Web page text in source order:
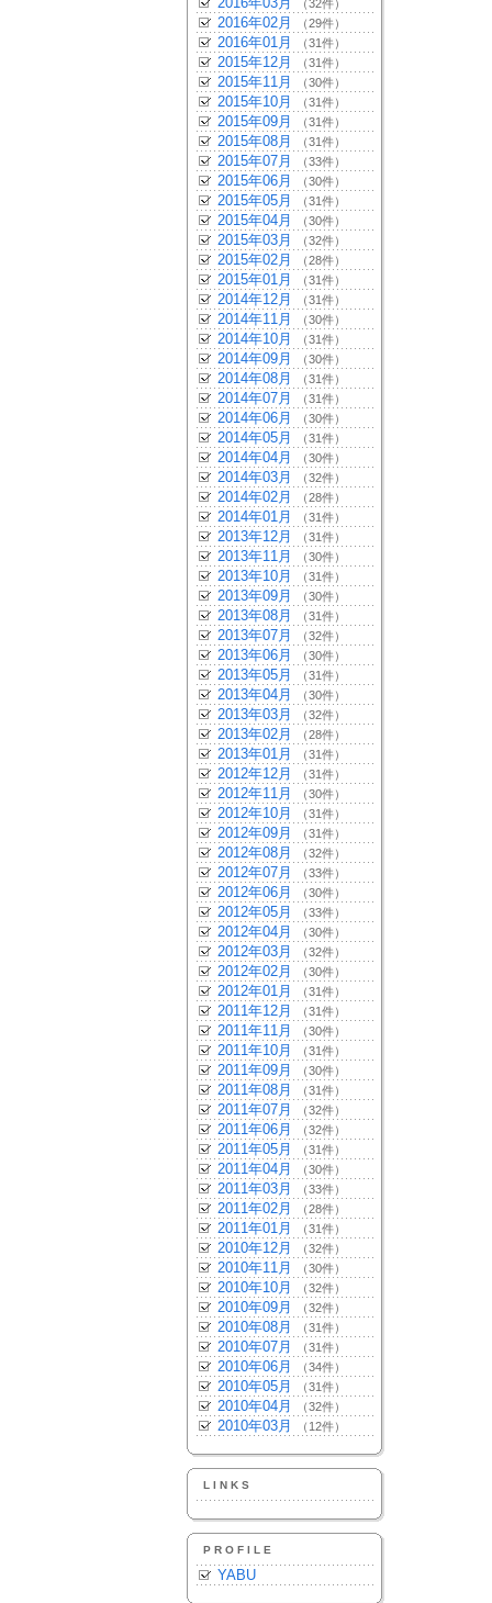
（32件）
2016年02月 （29件）
2016年01月 （31件）
2015年12月 （31件）
2015年11月 （30件）
2015年10月 （31件）
2015年09月 （31件）
2015年08月 （31件）
2015年07月 （33件）
2015年06月 （30件）
2015年05月 （31件）
2015年04月 （30件）
2015年03月 （32件）
2015年02月 （28件）
2015年01月 （31件）
2014年12月 （31件）
2014年11月 （30件）
2014年10月 （31件）
2014年09月 （30件）
2014年08月 （31件）
2014年07月 （31件）
2014年06月 （30件）
2014年05月 （31件）
2014年04月 （30件）
2014年03月 （32件）
2014年02月 （28件）
2014年01月 （31件）
2013年12月 （31件）
2013年11月 （30件）
2013年10月 （31件）
2013年09月 （30件）
2013年08月 （31件）
2013年07月 （32件）
2013年06月 （30件）
2013年05月 （31件）
2013年04月 （30件）
2013年03月 （32件）
2013年02月 （28件）
2013年01月 （31件）
2012年12月 （31件）
2012年11月 （30件）
2012年10月 （31件）
2012年09月 （31件）
2012年08月 （32件）
2012年07月 （33件）
2012年06月 （30件）
2012年05月 （33件）
2012年04月 （30件）
2012年03月 （32件）
2012年02月 （30件）
2012年01月 （31件）
2011年12月 （31件）
2011年11月 （30件）
2011年10月 （31件）
2011年09月 （30件）
2011年08月 （31件）
2011年07月 （32件）
2011年06月 （32件）
2011年05月 （31件）
2011年04月 （30件）
2011年03月 （33件）
2011年02月 （28件）
2011年01月 （31件）
2010年12月 （32件）
2010年11月 （30件）
2010年10月 （32件）
2010年09月 （32件）
2010年08月 （31件）
2010年07月 （31件）
2010年06月 （34件）
2010年05月 （31件）
2010年04月 （32件）
2010年03月 （12件）
LINKS
PROFILE
YABU